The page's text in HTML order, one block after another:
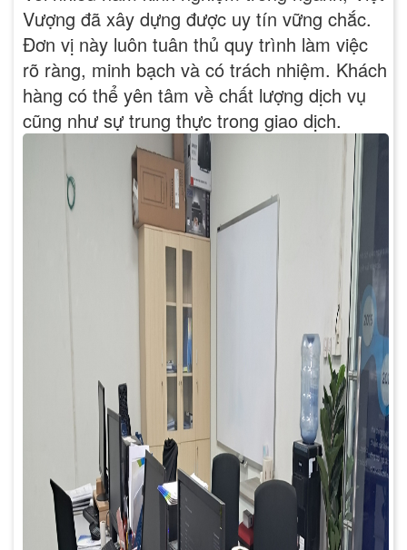
Vượng đã xây dựng được uy tín vững chắc.
Đơn vị này luôn tuân thủ quy trình làm việc
rõ ràng, minh bạch và có trách nhiệm. Khách
hàng có thể yên tâm về chất lượng dịch vụ
cũng như sự trung thực trong giao dịch.